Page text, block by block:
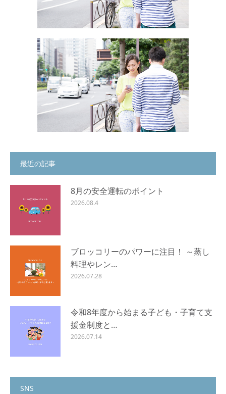
最近の記事
8月の安全運転のポイント
2026.08.4
ブロッコリーのパワーに注目！ ～蒸し
料理やレン…
2026.07.28
令和8年度から始まる子ども・子育て支
援金制度と…
2026.07.14
SNS